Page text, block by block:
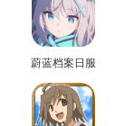
蔚蓝档案日服